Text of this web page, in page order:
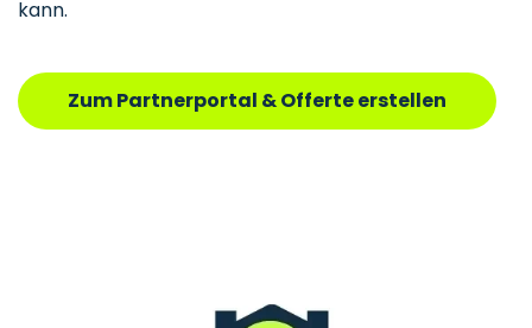
kann.
Zum Partnerportal & Offerte erstellen